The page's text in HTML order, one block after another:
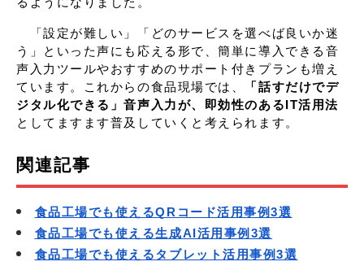
「設定が難しい」「どのサービスを選べば良いか迷
う」といった声にも応える形で、簡単に導入できる音
声入力ツールやおすすめのサポート付きプランも増え
ています。これからの食品現場では、
「話すだけでデ
ジタル化できる」音声入力が、即効性のあるIT活用法
としてますます普及していくと考えられます。
関連記事
食品工場でも使えるQRコード活用事例3選
食品工場でも使える生成AI活用事例3選
食品工場でも使えるタブレット活用事例3選